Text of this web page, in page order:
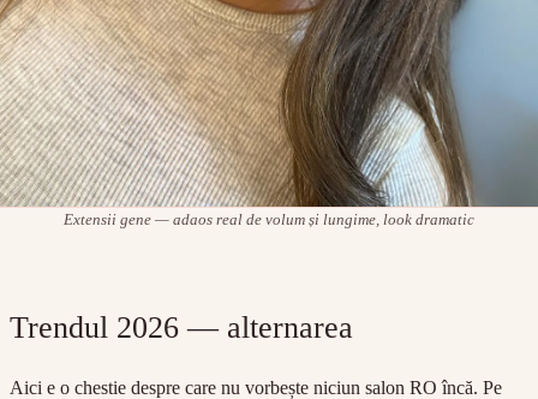
Extensii gene — adaos real de volum și lungime, look dramatic
Trendul 2026 — alternarea
Aici e o chestie despre care nu vorbește niciun salon RO încă. Pe